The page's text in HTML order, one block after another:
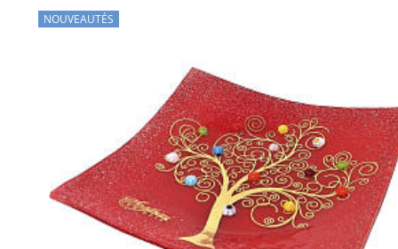
NOUVEAUTÉS